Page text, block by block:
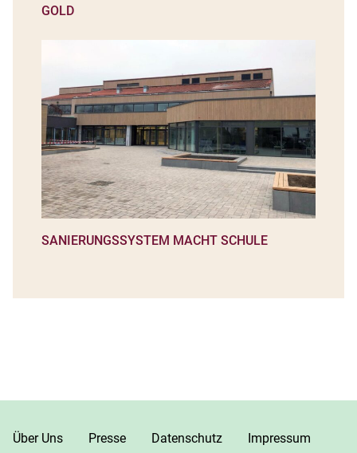
GOLD
SANIERUNGSSYSTEM MACHT SCHULE
Über Uns Presse Datenschutz Impressum